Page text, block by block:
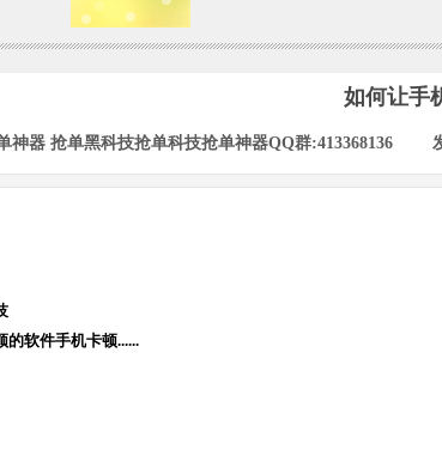
如何让手
神器 抢单黑科技抢单科技抢单神器QQ群:413368136
的软件手机卡顿......